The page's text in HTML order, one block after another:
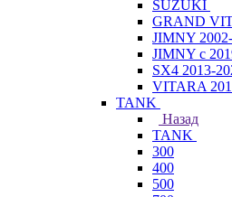
SUZUKI
GRAND
JIMNY
JIMNY с
SX4 2013-
VITARA
TANK
Назад
TANK
300
400
500